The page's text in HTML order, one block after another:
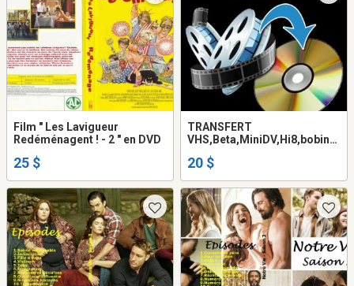
Film " Les Lavigueur
Redéménagent ! - 2 " en DVD
25 $
TRANSFERT
VHS,Beta,MiniDV,Hi8,bobine
DVD/BLURAY/USB
20 $